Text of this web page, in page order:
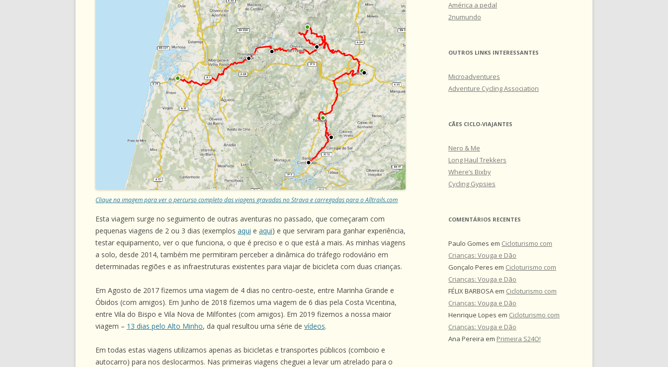
Clique na imagem para ver o percurso completo das viagens gravadas no Strava e carregadas para o Alltrails.com
Esta viagem surge no seguimento de outras aventuras no passado, que começaram com
pequenas viagens de 2 ou 3 dias (exemplos aqui e aqui) e que serviram para ganhar experiência,
testar equipamento, ver o que funciona, o que é preciso e o que está a mais. As minhas viagens
a solo, desde 2014, também me permitiram perceber a dinâmica do tráfego rodoviário em
determinadas regiões e as infraestruturas existentes para viajar de bicicleta com duas crianças.
Em Agosto de 2017 fizemos uma viagem de 4 dias no centro-oeste, entre Marinha Grande e
Óbidos (com amigos). Em Junho de 2018 fizemos uma viagem de 6 dias pela Costa Vicentina,
entre Vila do Bispo e Vila Nova de Milfontes (com amigos). Em 2019 fizemos a nossa maior
viagem – 13 dias pelo Alto Minho, da qual resultou uma série de vídeos.
Em todas estas viagens utilizamos apenas as bicicletas e transportes públicos (comboio e
autocarro) para nos deslocarmos. Nas primeiras viagens cheguei a levar um atrelado para o
América a pedal
2numundo
OUTROS LINKS INTERESSANTES
Microadventures
Adventure Cycling Association
CÃES CICLO-VIAJANTES
Nero & Me
Long Haul Trekkers
Where’s Bixby
Cycling Gypsies
COMENTÁRIOS RECENTES
Paulo Gomes em Cicloturismo com
Crianças: Vouga e Dão
Gonçalo Peres em Cicloturismo com
Crianças: Vouga e Dão
FÉLIX BARBOSA em Cicloturismo com
Crianças: Vouga e Dão
Henrique Lopes em Cicloturismo com
Crianças: Vouga e Dão
Ana Pereira em Primeira S24O!